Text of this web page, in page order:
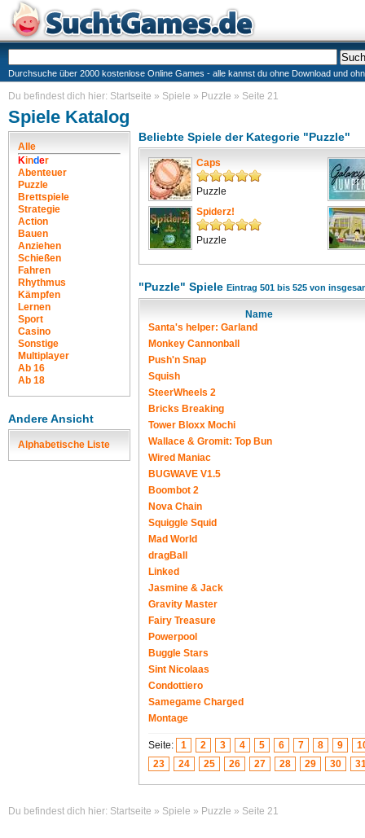
Durchsuche über 2000 kostenlose Online Games - alle kannst du ohne Download und
Du befindest dich hier: Startseite » Spiele » Puzzle » Seite 21
Spiele Katalog
Alle
Kinder
Abenteuer
Puzzle
Brettspiele
Strategie
Action
Bauen
Anziehen
Schießen
Fahren
Rhythmus
Kämpfen
Lernen
Sport
Casino
Sonstige
Multiplayer
Ab 16
Ab 18
Andere Ansicht
Alphabetische Liste
Beliebte Spiele der Kategorie "Puzzle"
Caps
Puzzle
Spiderz!
Puzzle
"Puzzle" Spiele Eintrag 501 bis 525 von
Name
Santa's helper: Garland
Monkey Cannonball
Push'n Snap
Squish
SteerWheels 2
Bricks Breaking
Tower Bloxx Mochi
Wallace & Gromit: Top Bun
Wired Maniac
BUGWAVE V1.5
Boombot 2
Nova Chain
Squiggle Squid
Mad World
dragBall
Linked
Jasmine & Jack
Gravity Master
Fairy Treasure
Powerpool
Buggle Stars
Sint Nicolaas
Condottiero
Samegame Charged
Montage
Seite: 1 2 3 4 5 6 7 8 9
23
24 25 26 27 28 29 30
Du befindest dich hier: Startseite » Spiele » Puzzle » Seite 21